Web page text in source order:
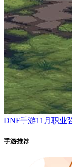
DNF手游11月职业
手游推荐